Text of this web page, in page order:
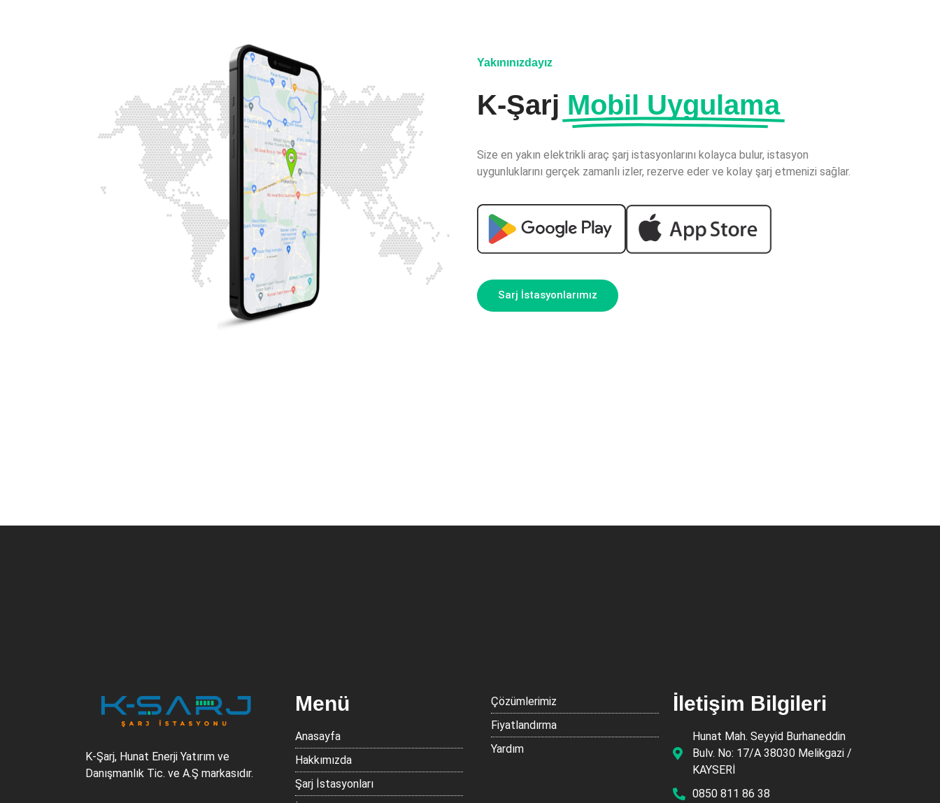
Yakınınızdayız
K-Şarj Mobil Uygulama
Size en yakın elektrikli araç şarj istasyonlarını kolayca bulur, istasyon
uygunluklarını gerçek zamanlı izler, rezerve eder ve kolay şarj etmenizi sağlar.
Sarj İstasyonlarımız
info-uz@1xbet team.com pochta
K-Şarj, Hunat Enerji Yatırım ve
Danışmanlık Tic. ve A.Ş markasıdır.
Menü
Anasayfa
Hakkımızda
Şarj İstasyonları
Çözümlerimiz
Fiyatlandırma
Yardım
İletişim Bilgileri
Hunat Mah. Seyyid Burhaneddin
Bulv. No: 17/A 38030 Melikgazi /
KAYSERİ
0850 811 86 38